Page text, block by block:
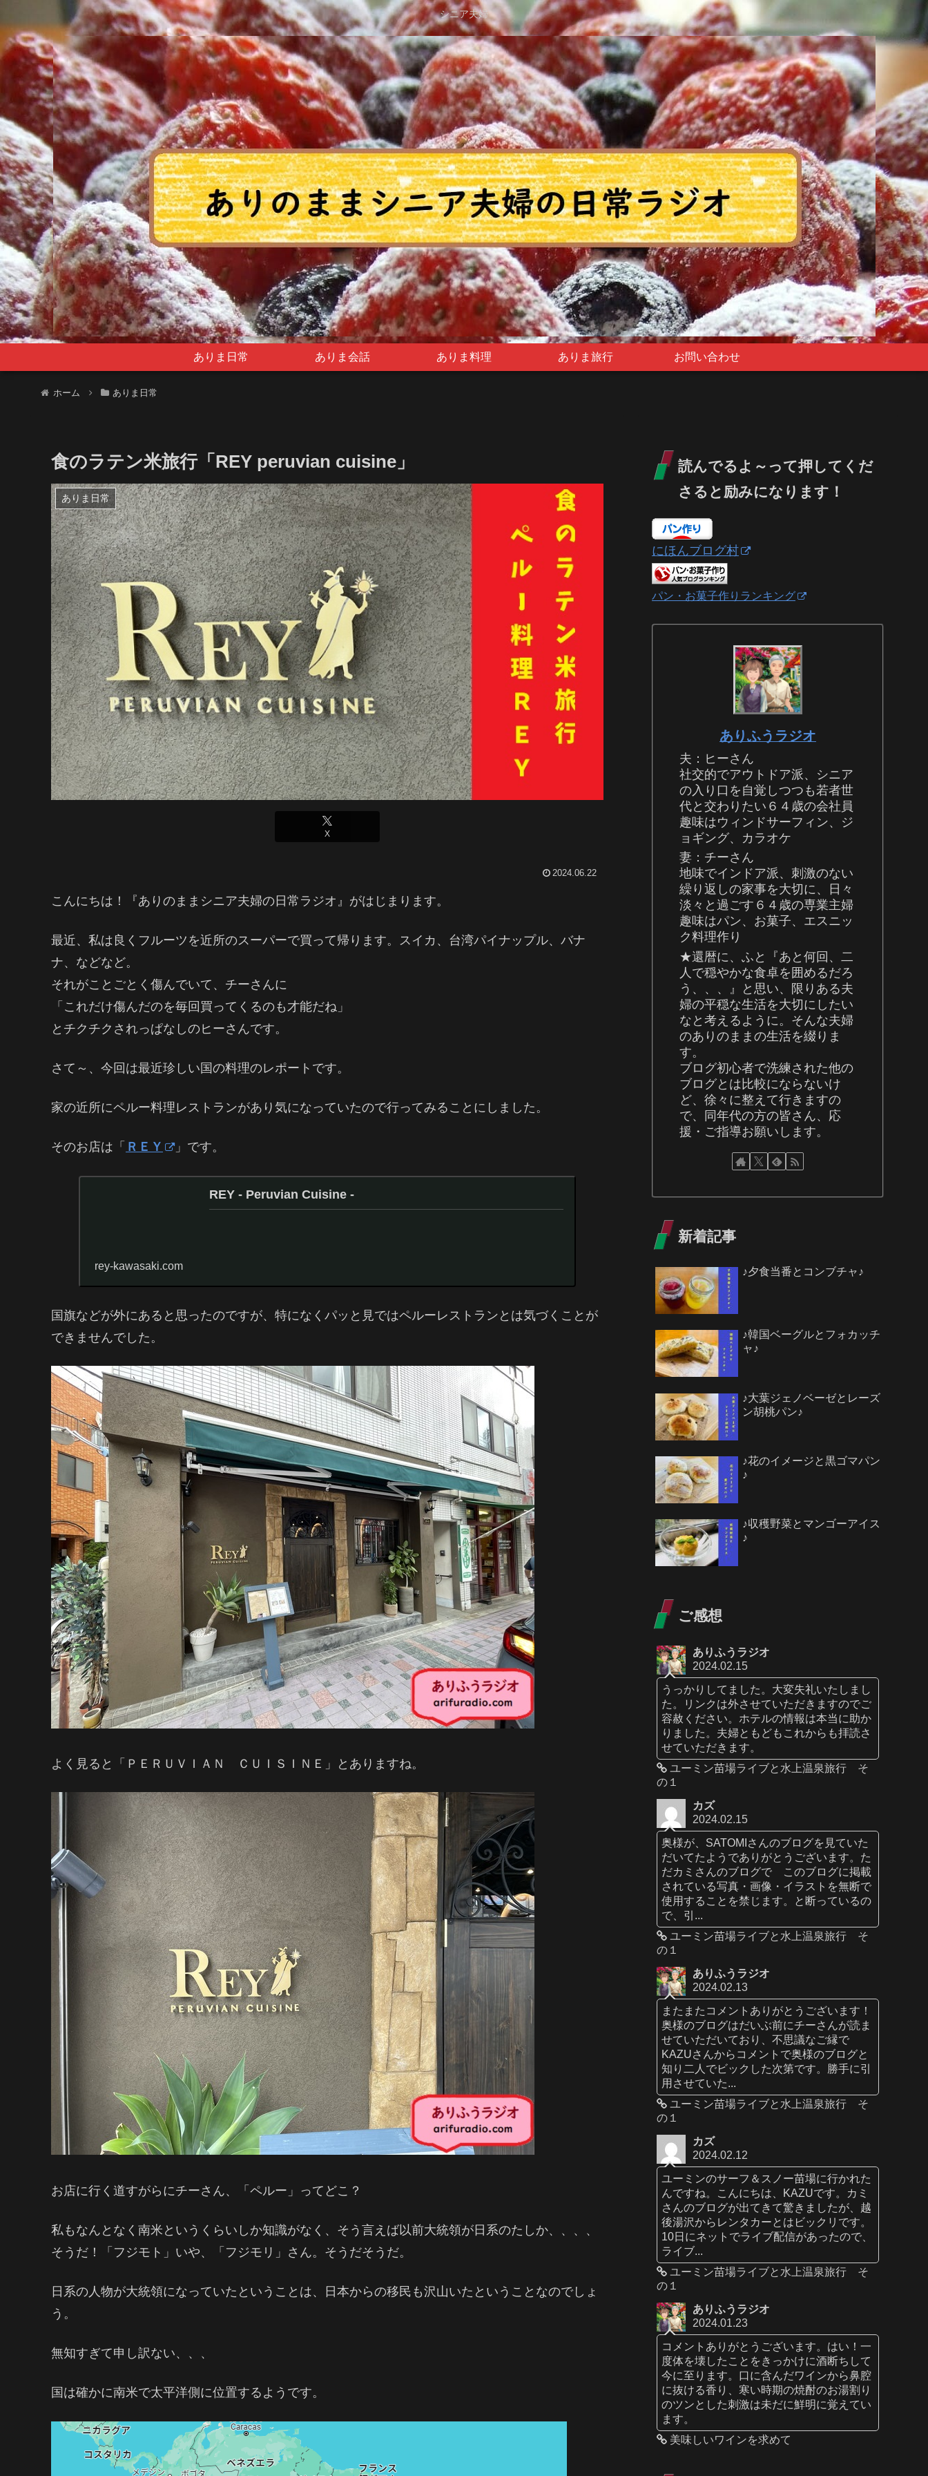
シニア夫婦
ありま日常 ありま会話 ありま料理 ありま旅行 お問い合わせ
ホーム ありま日常
食のラテン米旅行「REY peruvian cuisine」
ありま日常
X
2024.06.22
こんにちは！『ありのままシニア夫婦の日常ラジオ』がはじまります。
最近、私は良くフルーツを近所のスーパーで買って帰ります。スイカ、台湾パイナップル、バナ
ナ、などなど。
それがことごとく傷んでいて、チーさんに
「これだけ傷んだのを毎回買ってくるのも才能だね」
とチクチクされっぱなしのヒーさんです。
さて～、今回は最近珍しい国の料理のレポートです。
家の近所にペルー料理レストランがあり気になっていたので行ってみることにしました。
そのお店は「 ＲＥＹ 」です。
REY - Peruvian Cuisine -
rey-kawasaki.com
国旗などが外にあると思ったのですが、特になくパッと見ではペルーレストランとは気づくことが
できませんでした。
よく見ると「ＰＥＲＵＶＩＡＮ ＣＵＩＳＩＮＥ」とありますね。
お店に行く道すがらにチーさん、「ペルー」ってどこ？
私もなんとなく南米というくらいしか知識がなく、そう言えば以前大統領が日系のたしか、、、、
そうだ！「フジモト」いや、「フジモリ」さん。そうだそうだ。
日系の人物が大統領になっていたということは、日本からの移民も沢山いたということなのでしょ
う。
無知すぎて申し訳ない、、、
国は確かに南米で太平洋側に位置するようです。
読んでるよ～って押してくだ
さると励みになります！
にほんブログ村
パン・お菓子作りランキング
ありふうラジオ
夫：ヒーさん
社交的でアウトドア派、シニア
の入り口を自覚しつつも若者世
代と交わりたい６４歳の会社員
趣味はウィンドサーフィン、ジ
ョギング、カラオケ
妻：チーさん
地味でインドア派、刺激のない
繰り返しの家事を大切に、日々
淡々と過ごす６４歳の専業主婦
趣味はパン、お菓子、エスニッ
ク料理作り
★還暦に、ふと『あと何回、二
人で穏やかな食卓を囲めるだろ
う、、、』と思い、限りある夫
婦の平穏な生活を大切にしたい
なと考えるように。そんな夫婦
のありのままの生活を綴りま
す。
ブログ初心者で洗練された他の
ブログとは比較にならないけ
ど、徐々に整えて行きますの
で、同年代の方の皆さん、応
援・ご指導お願いします。
新着記事
♪夕食当番とコンブチャ♪
♪韓国ベーグルとフォカッチ
ャ♪
♪大葉ジェノベーゼとレーズ
ン胡桃パン♪
♪花のイメージと黒ゴマパン
♪
♪収穫野菜とマンゴーアイス
♪
ご感想
ありふうラジオ
2024.02.15
うっかりしてました。大変失礼いたしまし
た。リンクは外させていただきますのでご
容赦ください。ホテルの情報は本当に助か
りました。夫婦ともどもこれからも拝読さ
せていただきます。
ユーミン苗場ライブと水上温泉旅行 そ
の１
カズ
2024.02.15
奥様が、SATOMIさんのブログを見ていた
だいてたようでありがとうございます。た
だカミさんのブログで このブログに掲載
されている写真・画像・イラストを無断で
使用することを禁じます。と断っているの
で、引...
ユーミン苗場ライブと水上温泉旅行 そ
の１
ありふうラジオ
2024.02.13
またまたコメントありがとうございます！
奥様のブログはだいぶ前にチーさんが読ま
せていただいており、不思議なご縁で
KAZUさんからコメントで奥様のブログと
知り二人でビックした次第です。勝手に引
用させていた...
ユーミン苗場ライブと水上温泉旅行 そ
の１
カズ
2024.02.12
ユーミンのサーフ＆スノー苗場に行かれた
んですね。こんにちは、KAZUです。カミ
さんのブログが出てきて驚きましたが、越
後湯沢からレンタカーとはビックリです。
10日にネットでライブ配信があったので、
ライブ...
ユーミン苗場ライブと水上温泉旅行 そ
の１
ありふうラジオ
2024.01.23
コメントありがとうございます。はい！一
度体を壊したことをきっかけに酒断ちして
今に至ります。口に含んだワインから鼻腔
に抜ける香り、寒い時期の焼酎のお湯割り
のツンとした刺激は未だに鮮明に覚えてい
ます。
美味しいワインを求めて